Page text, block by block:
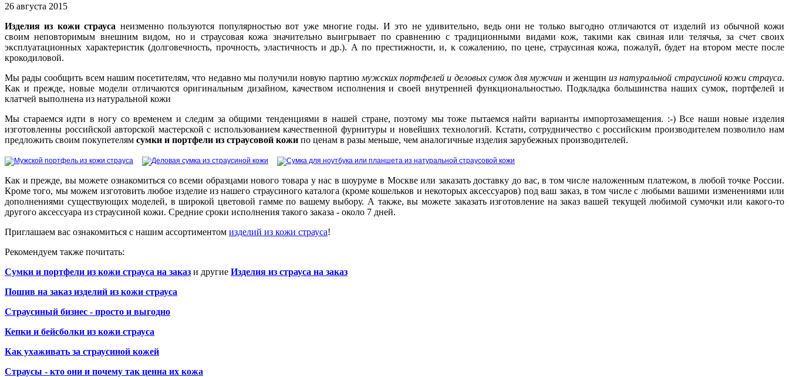
26 августа 2015
Изделия из кожи страуса неизменно пользуются популярностью вот уже многие годы. И это не удивительно, ведь они не только выгодно отличаются от изделий из обычной кожи
своим неповторимым внешним видом, но и страусовая кожа значительно выигрывает по сравнению с традиционными видами кож, такими как свиная или телячья, за счет своих
эксплуатационных характеристик (долговечность, прочность, эластичность и др.). А по престижности, и, к сожалению, по цене, страусиная кожа, пожалуй, будет на втором месте после
крокодиловой.
Мы рады сообщить всем нашим посетителям, что недавно мы получили новую партию мужских портфелей и деловых сумок для мужчин и женщиниз натуральной страусиной кожи страуса.
Как и прежде, новые модели отличаются оригинальным дизайном, качеством исполнения и своей внутренней функциональностью. Подкладка большинства наших сумок, портфелей и
клатчей выполнена из натуральной кожи
Мы стараемся идти в ногу со временем и следим за общими тенденциями в нашей стране, поэтому мы тоже пытаемся найти варианты импортозамещения. :-) Все наши новые изделия
изготовленны российской авторской мастерской с использованием качественной фурнитуры и новейших технологий. Кстати, сотрудничество с российским производителем позволило нам
предложить своим покупетелям сумки и портфели из страусовой кожи по ценам в разы меньше, чем аналогичные изделия зарубежных производителей.
Как и прежде, вы можете ознакомиться со всеми образцами нового товара у нас в шоуруме в Москве или заказать доставку до вас, в том числе наложенным платежом, в любой точке России.
Кроме того, мы можем изготовить любое изделие из нашего страусиного каталога (кроме кошельков и некоторых аксессуаров) под ваш заказ, в том числе с любыми вашими изменениями или
дополнениями существующих моделей, в широкой цветовой гамме по вашему выбору. А также, вы можете заказать изготовление на заказ вашей текущей любимой сумочки или какого-то
другого аксессуара из страусиной кожи. Средние сроки исполнения такого заказа - около 7 дней.
Приглашаем вас ознакомиться с нашим ассортиментом изделий из кожи страуса!
Рекомендуем также почитать:
Сумки и портфели из кожи страуса на заказ и другие Изделия из страуса на заказ
Пошив на заказ изделий из кожи страуса
Страусиный бизнес - просто и выгодно
Кепки и бейсболки из кожи страуса
Как ухаживать за страусиной кожей
Страусы - кто они и почему так ценна их кожа